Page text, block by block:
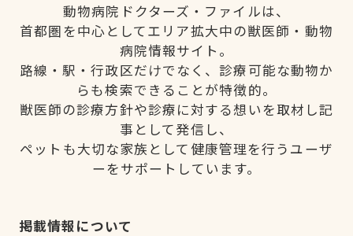
動物病院ドクターズ・ファイルは、
首都圏を中心としてエリア拡大中の獣医師・動物
病院情報サイト。
路線・駅・行政区だけでなく、診療可能な動物か
らも検索できることが特徴的。
獣医師の診療方針や診療に対する想いを取材し記
事として発信し、
ペットも大切な家族として健康管理を行うユーザ
ーをサポートしています。
掲載情報について